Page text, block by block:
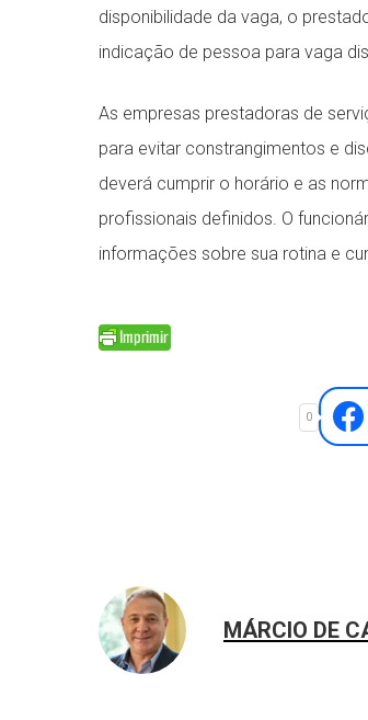
disponibilidade da vaga, o
indicação de pessoa para vaga
As empresas prestadoras de
para evitar constrangimentos e
deverá cumprir o horário e as
profissionais definidos. O
informações sobre sua rotina e
0
MÁRCIO DE